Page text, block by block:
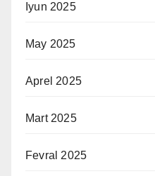
Iyun 2025
May 2025
Aprel 2025
Mart 2025
Fevral 2025